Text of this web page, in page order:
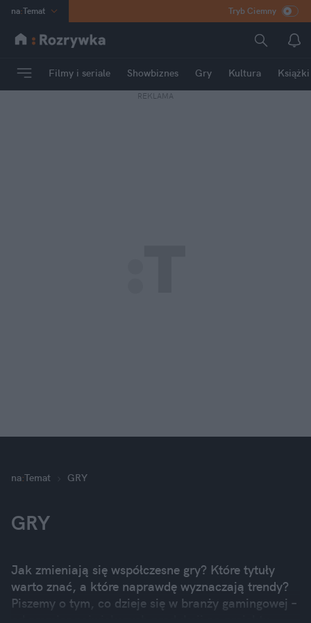
na:Temat
INN Poland
mama
Tryb Ciemny
Filmy i seriale Showbiznes Gry Kultura Książki
REKLAMA
na:Temat GRY
GRY
Jak zmieniają się współczesne gry? Które tytuły
warto znać, a które naprawdę wyznaczają trendy?
Piszemy o tym, co dzieje się w branży gamingowej –